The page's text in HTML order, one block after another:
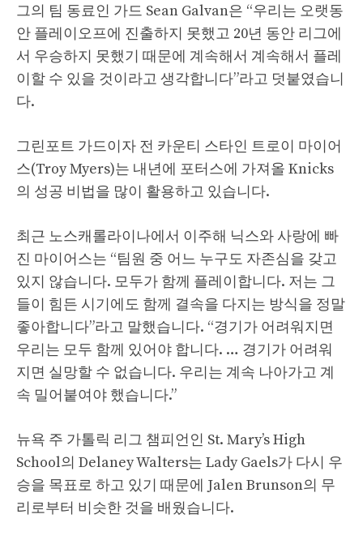
그의 팀 동료인 가드 Sean Galvan은 “우리는 오랫동
안 플레이오프에 진출하지 못했고 20년 동안 리그에
서 우승하지 못했기 때문에 계속해서 계속해서 플레
이할 수 있을 것이라고 생각합니다”라고 덧붙였습니
다.
그린포트 가드이자 전 카운티 스타인 트로이 마이어
스(Troy Myers)는 내년에 포터스에 가져올 Knicks
의 성공 비법을 많이 활용하고 있습니다.
최근 노스캐롤라이나에서 이주해 닉스와 사랑에 빠
진 마이어스는 “팀원 중 어느 누구도 자존심을 갖고
있지 않습니다. 모두가 함께 플레이합니다. 저는 그
들이 힘든 시기에도 함께 결속을 다지는 방식을 정말
좋아합니다”라고 말했습니다. “경기가 어려워지면
우리는 모두 함께 있어야 합니다. … 경기가 어려워
지면 실망할 수 없습니다. 우리는 계속 나아가고 계
속 밀어붙여야 했습니다.”
뉴욕 주 가톨릭 리그 챔피언인 St. Mary’s High
School의 Delaney Walters는 Lady Gaels가 다시 우
승을 목표로 하고 있기 때문에 Jalen Brunson의 무
리로부터 비슷한 것을 배웠습니다.